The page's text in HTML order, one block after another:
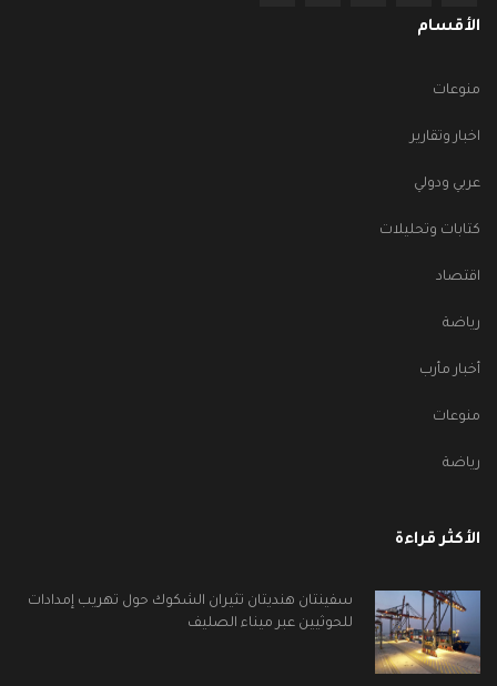
الأقسام
منوعات
اخبار وتقارير
عربي ودولي
كتابات وتحليلات
اقتصاد
رياضة
أخبار مأرب
منوعات
رياضة
الأكثر قراءة
سفينتان هنديتان تثيران الشكوك حول تهريب إمدادات
للحوثيين عبر ميناء الصليف